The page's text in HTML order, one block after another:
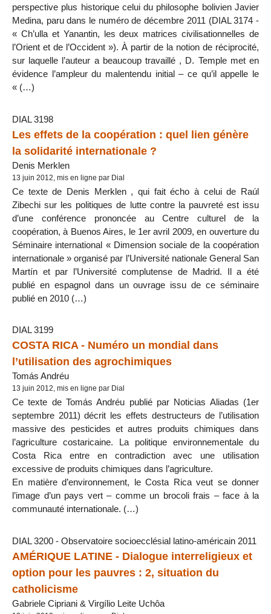
perspective plus historique celui du philosophe bolivien Javier
Medina, paru dans le numéro de décembre 2011 (DIAL 3174 -
« Ch’ulla et Yanantin, les deux matrices civilisationnelles de
l’Orient et de l’Occident »). À partir de la notion de réciprocité,
sur laquelle l’auteur a beaucoup travaillé , D. Temple met en
évidence l’ampleur du malentendu initial – ce qu’il appelle le
« (…)
DIAL 3198
Les effets de la coopération : quel lien génère
la solidarité internationale ?
Denis Merklen
13 juin 2012, mis en ligne par Dial
Ce texte de Denis Merklen , qui fait écho à celui de Raúl
Zibechi sur les politiques de lutte contre la pauvreté est issu
d’une conférence prononcée au Centre culturel de la
coopération, à Buenos Aires, le 1er avril 2009, en ouverture du
Séminaire international « Dimension sociale de la coopération
internationale » organisé par l’Université nationale General San
Martín et par l’Université complutense de Madrid. Il a été
publié en espagnol dans un ouvrage issu de ce séminaire
publié en 2010 (…)
DIAL 3199
COSTA RICA - Numéro un mondial dans
l’utilisation des agrochimiques
Tomás Andréu
13 juin 2012, mis en ligne par Dial
Ce texte de Tomás Andréu publié par Noticias Aliadas (1er
septembre 2011) décrit les effets destructeurs de l’utilisation
massive des pesticides et autres produits chimiques dans
l’agriculture costaricaine. La politique environnementale du
Costa Rica entre en contradiction avec une utilisation
excessive de produits chimiques dans l’agriculture.
En matière d’environnement, le Costa Rica veut se donner
l’image d’un pays vert – comme un brocoli frais – face à la
communauté internationale. (…)
DIAL 3200 - Observatoire socioecclésial latino-américain 2011
AMÉRIQUE LATINE - Dialogue interreligieux et
option pour les pauvres : 2, situation du
catholicisme
Gabriele Cipriani & Virgílio Leite Uchôa